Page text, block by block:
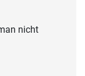
nicht